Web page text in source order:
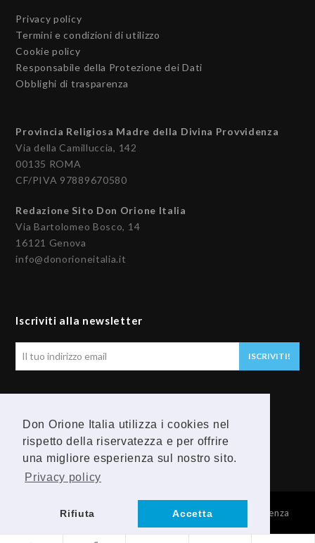
Don Orione Italia utilizza i cookies nel
rispetto della riservatezza e per offrire
una migliore esperienza sul nostro sito.
Privacy policy
Rifiuta Accetta
Privacy policy
Termini e condizioni di utilizzo
Cookie policy
Responsabile della Protezione dei Dati
Obblighi di trasparenza
Provincia Religiosa Madre della Divina Provvidenza
Via della Camilluccia, 142
00135 ROMA
CF/PIVA 97889670580
Redazione Sito Don Orione Italia
Via Bartolomeo Bosco, 14
16121 Genova
info@donorioneitalia.it
Iscriviti alla newsletter
ISCRIVITI!
F
Y
o
t
© 2026 Provincia Religiosa Madre della Divina Provvidenza